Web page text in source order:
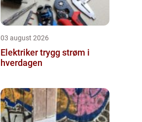
03 august 2026
Elektriker trygg strøm i
hverdagen